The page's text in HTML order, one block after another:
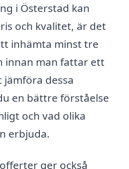
i Österstad kan
och kvalitet, är det
inhämta minst tre
innan man fattar ett
dessa
en bättre förståelse
och vad olika
erbjuda.
ger också